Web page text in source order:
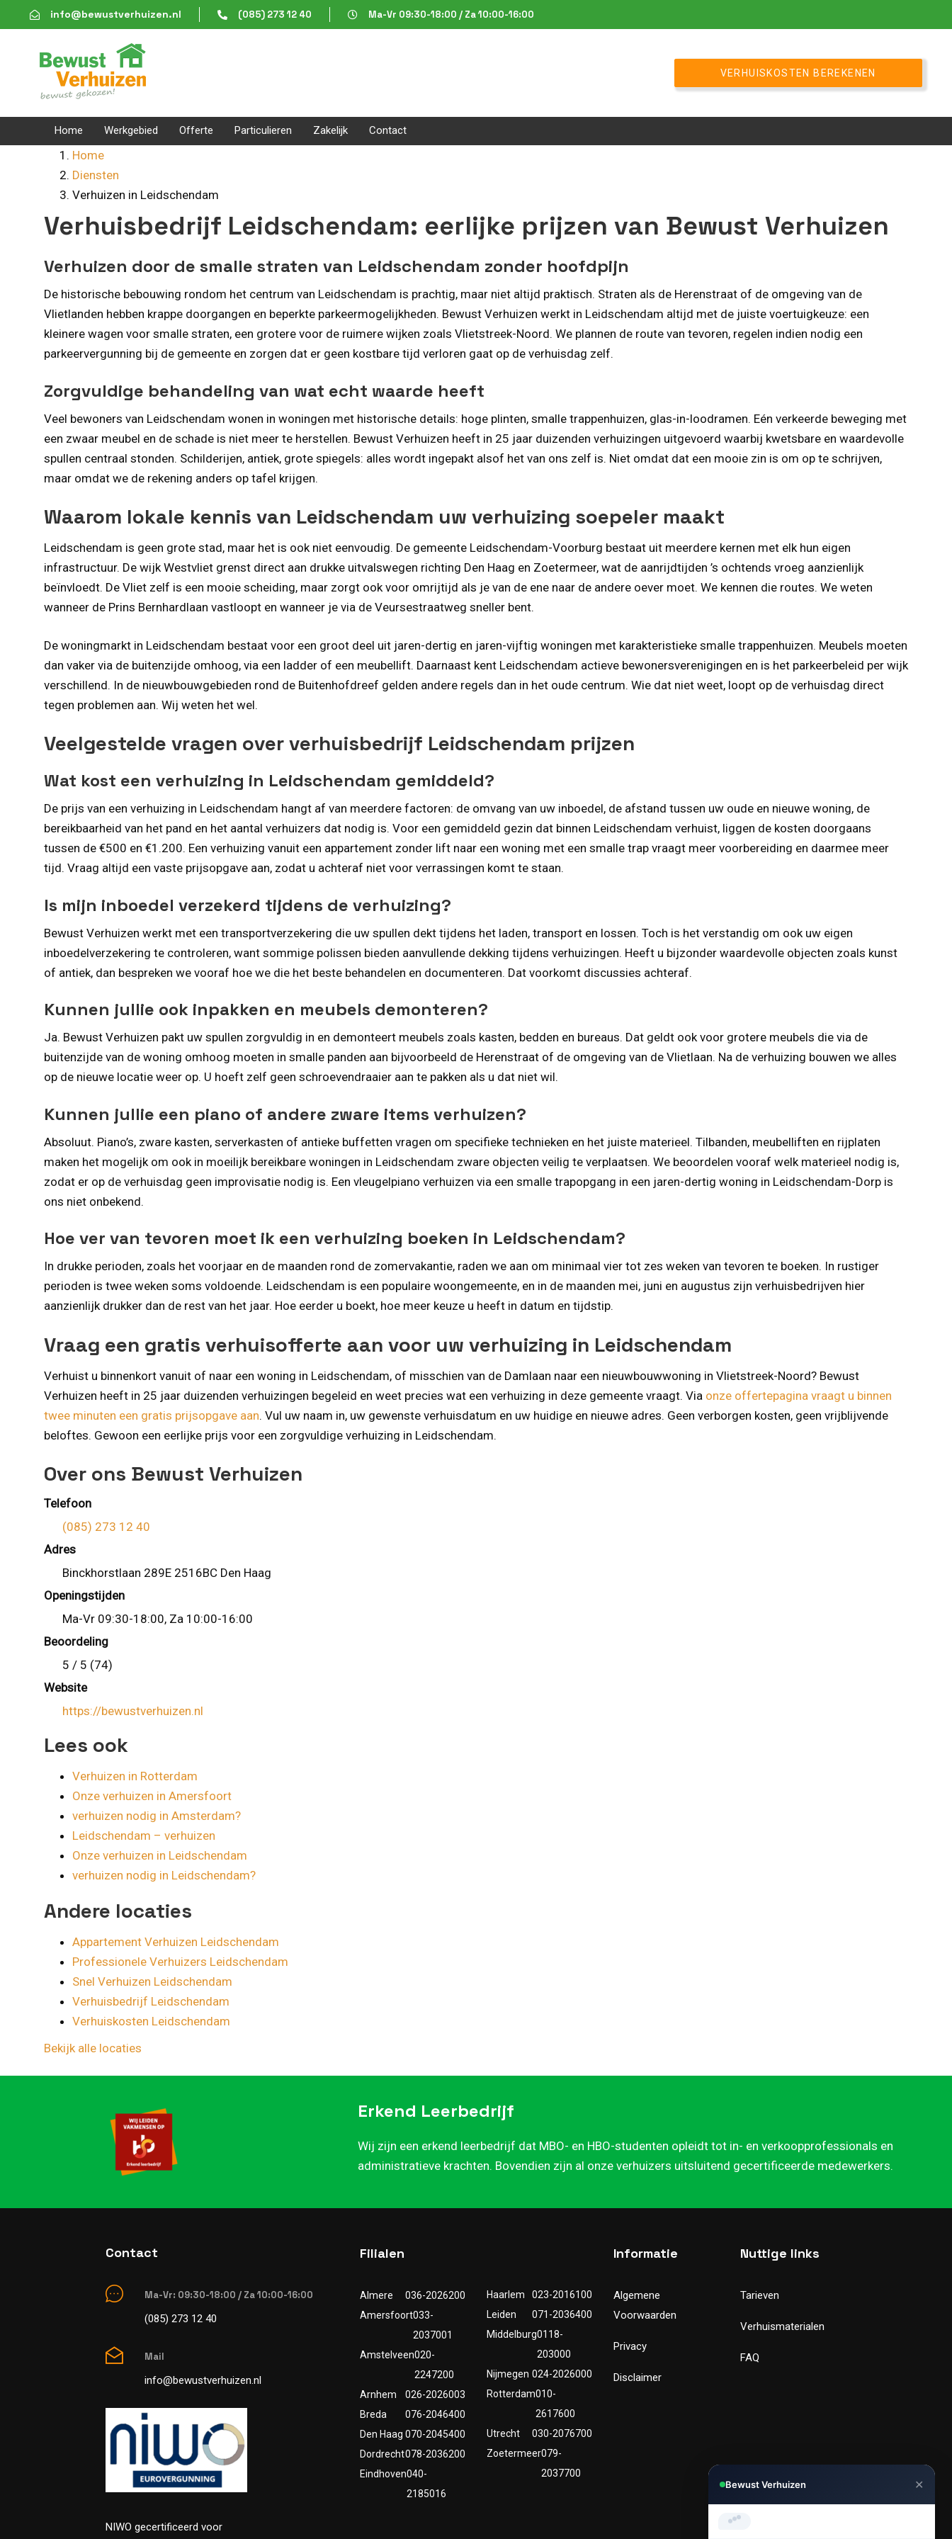
links
to
content
info@bewustverhuizen.nl (085) 273 12 40 Ma-Vr 09:30-18:00 / Za 10:00-16:00
VERHUISKOSTEN BEREKENEN
Home Werkgebied Offerte Particulieren Zakelijk Contact
Home
Diensten
Verhuizen in Leidschendam
Verhuisbedrijf Leidschendam: eerlijke prijzen van Bewust Verhuizen
Verhuizen door de smalle straten van Leidschendam zonder hoofdpijn
De historische bebouwing rondom het centrum van Leidschendam is prachtig, maar niet altijd praktisch. Straten als de Herenstraat of de omgeving van de
Vlietlanden hebben krappe doorgangen en beperkte parkeermogelijkheden. Bewust Verhuizen werkt in Leidschendam altijd met de juiste voertuigkeuze: een
kleinere wagen voor smalle straten, een grotere voor de ruimere wijken zoals Vlietstreek-Noord. We plannen de route van tevoren, regelen indien nodig een
parkeervergunning bij de gemeente en zorgen dat er geen kostbare tijd verloren gaat op de verhuisdag zelf.
Zorgvuldige behandeling van wat echt waarde heeft
Veel bewoners van Leidschendam wonen in woningen met historische details: hoge plinten, smalle trappenhuizen, glas-in-loodramen. Eén verkeerde beweging met
een zwaar meubel en de schade is niet meer te herstellen. Bewust Verhuizen heeft in 25 jaar duizenden verhuizingen uitgevoerd waarbij kwetsbare en waardevolle
spullen centraal stonden. Schilderijen, antiek, grote spiegels: alles wordt ingepakt alsof het van ons zelf is. Niet omdat dat een mooie zin is om op te schrijven,
maar omdat we de rekening anders op tafel krijgen.
Waarom lokale kennis van Leidschendam uw verhuizing soepeler maakt
Leidschendam is geen grote stad, maar het is ook niet eenvoudig. De gemeente Leidschendam-Voorburg bestaat uit meerdere kernen met elk hun eigen
infrastructuur. De wijk Westvliet grenst direct aan drukke uitvalswegen richting Den Haag en Zoetermeer, wat de aanrijdtijden ’s ochtends vroeg aanzienlijk
beïnvloedt. De Vliet zelf is een mooie scheiding, maar zorgt ook voor omrijtijd als je van de ene naar de andere oever moet. We kennen die routes. We weten
wanneer de Prins Bernhardlaan vastloopt en wanneer je via de Veursestraatweg sneller bent.
De woningmarkt in Leidschendam bestaat voor een groot deel uit jaren-dertig en jaren-vijftig woningen met karakteristieke smalle trappenhuizen. Meubels moeten
dan vaker via de buitenzijde omhoog, via een ladder of een meubellift. Daarnaast kent Leidschendam actieve bewonersverenigingen en is het parkeerbeleid per wijk
verschillend. In de nieuwbouwgebieden rond de Buitenhofdreef gelden andere regels dan in het oude centrum. Wie dat niet weet, loopt op de verhuisdag direct
tegen problemen aan. Wij weten het wel.
Veelgestelde vragen over verhuisbedrijf Leidschendam prijzen
Wat kost een verhuizing in Leidschendam gemiddeld?
De prijs van een verhuizing in Leidschendam hangt af van meerdere factoren: de omvang van uw inboedel, de afstand tussen uw oude en nieuwe woning, de
bereikbaarheid van het pand en het aantal verhuizers dat nodig is. Voor een gemiddeld gezin dat binnen Leidschendam verhuist, liggen de kosten doorgaans
tussen de €500 en €1.200. Een verhuizing vanuit een appartement zonder lift naar een woning met een smalle trap vraagt meer voorbereiding en daarmee meer
tijd. Vraag altijd een vaste prijsopgave aan, zodat u achteraf niet voor verrassingen komt te staan.
Is mijn inboedel verzekerd tijdens de verhuizing?
Bewust Verhuizen werkt met een transportverzekering die uw spullen dekt tijdens het laden, transport en lossen. Toch is het verstandig om ook uw eigen
inboedelverzekering te controleren, want sommige polissen bieden aanvullende dekking tijdens verhuizingen. Heeft u bijzonder waardevolle objecten zoals kunst
of antiek, dan bespreken we vooraf hoe we die het beste behandelen en documenteren. Dat voorkomt discussies achteraf.
Kunnen jullie ook inpakken en meubels demonteren?
Ja. Bewust Verhuizen pakt uw spullen zorgvuldig in en demonteert meubels zoals kasten, bedden en bureaus. Dat geldt ook voor grotere meubels die via de
buitenzijde van de woning omhoog moeten in smalle panden aan bijvoorbeeld de Herenstraat of de omgeving van de Vlietlaan. Na de verhuizing bouwen we alles
op de nieuwe locatie weer op. U hoeft zelf geen schroevendraaier aan te pakken als u dat niet wil.
Kunnen jullie een piano of andere zware items verhuizen?
Absoluut. Piano’s, zware kasten, serverkasten of antieke buffetten vragen om specifieke technieken en het juiste materieel. Tilbanden, meubelliften en rijplaten
maken het mogelijk om ook in moeilijk bereikbare woningen in Leidschendam zware objecten veilig te verplaatsen. We beoordelen vooraf welk materieel nodig is,
zodat er op de verhuisdag geen improvisatie nodig is. Een vleugelpiano verhuizen via een smalle trapopgang in een jaren-dertig woning in Leidschendam-Dorp is
ons niet onbekend.
Hoe ver van tevoren moet ik een verhuizing boeken in Leidschendam?
In drukke perioden, zoals het voorjaar en de maanden rond de zomervakantie, raden we aan om minimaal vier tot zes weken van tevoren te boeken. In rustiger
perioden is twee weken soms voldoende. Leidschendam is een populaire woongemeente, en in de maanden mei, juni en augustus zijn verhuisbedrijven hier
aanzienlijk drukker dan de rest van het jaar. Hoe eerder u boekt, hoe meer keuze u heeft in datum en tijdstip.
Vraag een gratis verhuisofferte aan voor uw verhuizing in Leidschendam
Verhuist u binnenkort vanuit of naar een woning in Leidschendam, of misschien van de Damlaan naar een nieuwbouwwoning in Vlietstreek-Noord? Bewust
Verhuizen heeft in 25 jaar duizenden verhuizingen begeleid en weet precies wat een verhuizing in deze gemeente vraagt. Via onze offertepagina vraagt u binnen
twee minuten een gratis prijsopgave aan. Vul uw naam in, uw gewenste verhuisdatum en uw huidige en nieuwe adres. Geen verborgen kosten, geen vrijblijvende
beloftes. Gewoon een eerlijke prijs voor een zorgvuldige verhuizing in Leidschendam.
Over ons Bewust Verhuizen
Telefoon
(085) 273 12 40
Adres
Binckhorstlaan 289E 2516BC Den Haag
Openingstijden
Ma-Vr 09:30-18:00, Za 10:00-16:00
Beoordeling
5 / 5 (74)
Website
https://bewustverhuizen.nl
Lees ook
Verhuizen in Rotterdam
Onze verhuizen in Amersfoort
verhuizen nodig in Amsterdam?
Leidschendam – verhuizen
Onze verhuizen in Leidschendam
verhuizen nodig in Leidschendam?
Andere locaties
Appartement Verhuizen Leidschendam
Professionele Verhuizers Leidschendam
Snel Verhuizen Leidschendam
Verhuisbedrijf Leidschendam
Verhuiskosten Leidschendam
Bekijk alle locaties
Erkend Leerbedrijf
Wij zijn een erkend leerbedrijf dat MBO- en HBO-studenten opleidt tot in- en verkoopprofessionals en
administratieve krachten. Bovendien zijn al onze verhuizers uitsluitend gecertificeerde medewerkers.
Contact
Ma-Vr: 09:30-18:00 / Za 10:00-16:00
(085) 273 12 40
Mail
info@bewustverhuizen.nl
NIWO gecertificeerd voor
Filialen
Almere
036-2026200
Amersfoort033-
2037001
Amstelveen020-
2247200
Arnhem
026-2026003
Breda
076-2046400
Den Haag 070-2045400
Dordrecht078-2036200
Eindhoven040-
2185016
Haarlem
023-2016100
Leiden
071-2036400
Middelburg0118-
203000
Nijmegen 024-2026000
Rotterdam010-
2617600
Utrecht
030-2076700
Zoetermeer079-
2037700
Informatie
Algemene
Voorwaarden
Privacy
Disclaimer
Nuttige links
Tarieven
Verhuismaterialen
FAQ
✕
Hi, Kunnen we je helpen met
verhuizen?